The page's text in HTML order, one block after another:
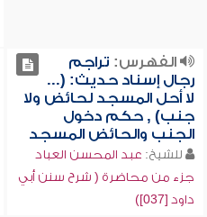
الفهرس: تراجم
رجال إسناد حديث: (...
لا أحل المسجد لحائض ولا
جنب) , حكم دخول
الجنب والحائض المسجد
للشيخ: عبد المحسن العباد
جزء من محاضرة ( شرح سنن أبي
داود [037])